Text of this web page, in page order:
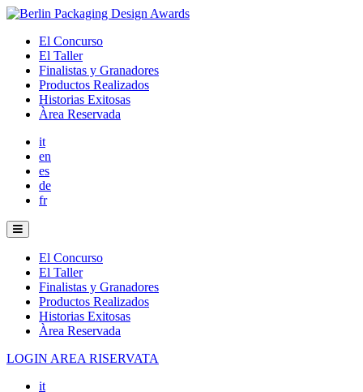
El Concurso
El Taller
Finalistas y Granadores
Productos Realizados
Historias Exitosas
Àrea Reservada
it
en
es
de
fr
El Concurso
El Taller
Finalistas y Granadores
Productos Realizados
Historias Exitosas
Àrea Reservada
LOGIN AREA RISERVATA
it